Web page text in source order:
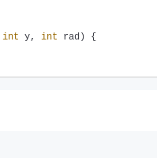
int y, int rad) {